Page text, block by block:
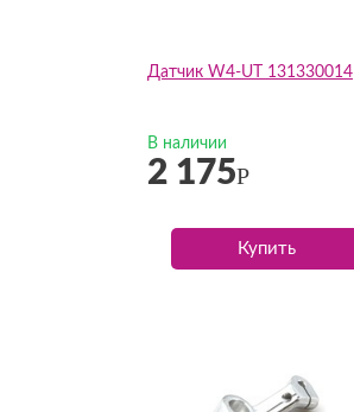
Датчик W4-UT 131330014
В наличии
2 175Р
Купить